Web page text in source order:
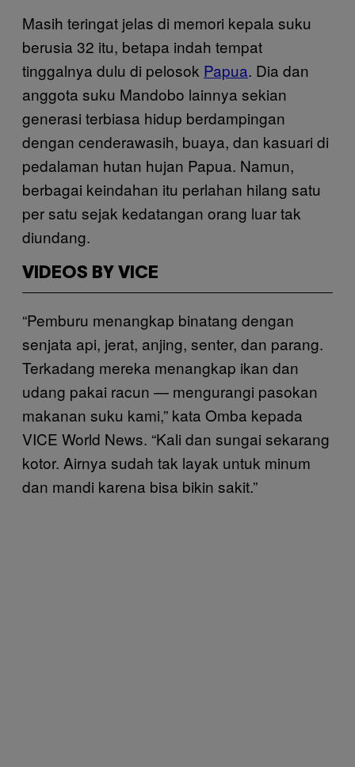
Masih teringat jelas di memori kepala suku
berusia 32 itu, betapa indah tempat
tinggalnya dulu di pelosok Papua. Dia dan
anggota suku Mandobo lainnya sekian
generasi terbiasa hidup berdampingan
dengan cenderawasih, buaya, dan kasuari di
pedalaman hutan hujan Papua. Namun,
berbagai keindahan itu perlahan hilang satu
per satu sejak kedatangan orang luar tak
diundang.
VIDEOS BY VICE
“Pemburu menangkap binatang dengan
senjata api, jerat, anjing, senter, dan parang.
Terkadang mereka menangkap ikan dan
udang pakai racun — mengurangi pasokan
makanan suku kami,” kata Omba kepada
VICE World News. “Kali dan sungai sekarang
kotor. Airnya sudah tak layak untuk minum
dan mandi karena bisa bikin sakit.”